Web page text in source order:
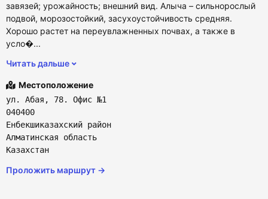
завязей; урожайность; внешний вид. Алыча – сильнорослый
подвой, морозостойкий, засухоустойчивость средняя.
Хорошо растет на переувлажненных почвах, а также в
усло�...
Читать дальше
Местоположение
ул. Абая, 78. Офис №1
040400
Енбекшиказахский район
Алматинская область
Казахстан
Проложить маршрут →